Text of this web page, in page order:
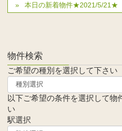
本日の新着物件★2021/5/21★
物件検索
ご希望の種別を選択して下さい
以下ご希望の条件を選択して物
い
駅選択